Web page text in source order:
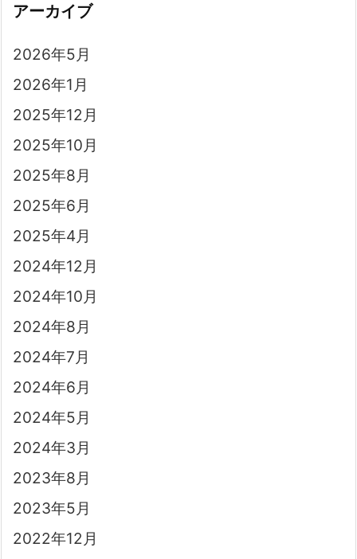
アーカイブ
2026年5月
2026年1月
2025年12月
2025年10月
2025年8月
2025年6月
2025年4月
2024年12月
2024年10月
2024年8月
2024年7月
2024年6月
2024年5月
2024年3月
2023年8月
2023年5月
2022年12月